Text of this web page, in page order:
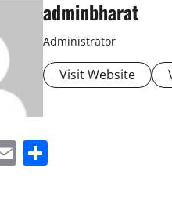
adminbharat
Administrator
Visit Website
Email